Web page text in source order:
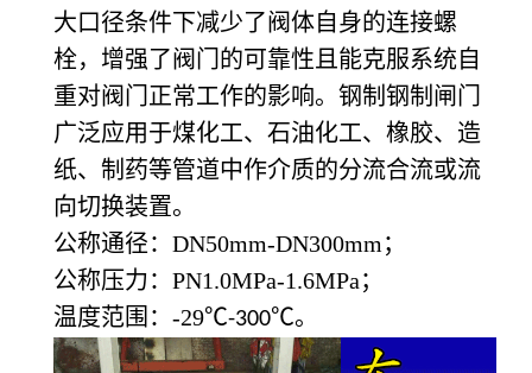
大口径条件下减少了阀体自身的连接螺
栓，增强了阀门的可靠性且能克服系统自
重对阀门正常工作的影响。钢制钢制闸门
广泛应用于煤化工、石油化工、橡胶、造
纸、制药等管道中作介质的分流合流或流
向切换装置。
公称通径：DN50mm-DN300mm；
公称压力：PN1.0MPa-1.6MPa；
温度范围：-29℃-300℃。